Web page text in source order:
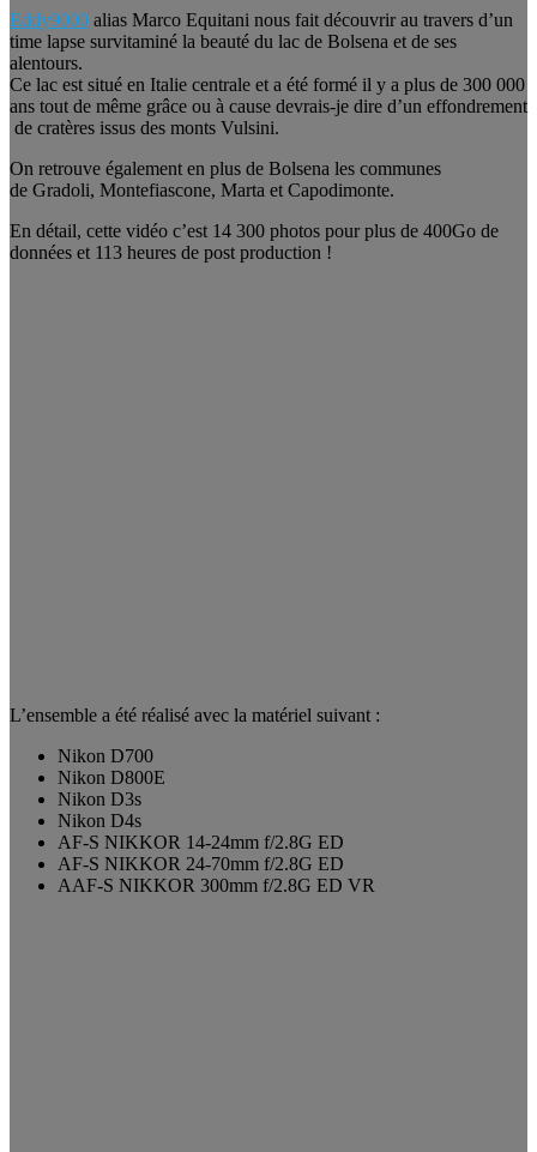
Eddy9000 alias Marco Equitani nous fait découvrir au travers d’un
time lapse survitaminé la beauté du lac de Bolsena et de ses
alentours.
Ce lac est situé en Italie centrale et a été formé il y a plus de 300 000
ans tout de même grâce ou à cause devrais-je dire d’un effondrement
de cratères issus des monts Vulsini.
On retrouve également en plus de Bolsena les communes
de Gradoli, Montefiascone, Marta et Capodimonte.
En détail, cette vidéo c’est 14 300 photos pour plus de 400Go de
données et 113 heures de post production !
L’ensemble a été réalisé avec la matériel suivant :
Nikon D700
Nikon D800E
Nikon D3s
Nikon D4s
AF-S NIKKOR 14-24mm f/2.8G ED
AF-S NIKKOR 24-70mm f/2.8G ED
AAF-S NIKKOR 300mm f/2.8G ED VR